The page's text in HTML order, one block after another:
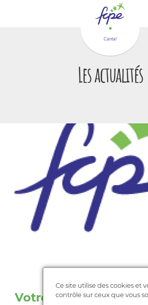
Cantal
Les actualités
Votre adhésion pour
Panneau de gestion des cookies
Ce site utilise des cookies et
contrôle sur ceux que vous